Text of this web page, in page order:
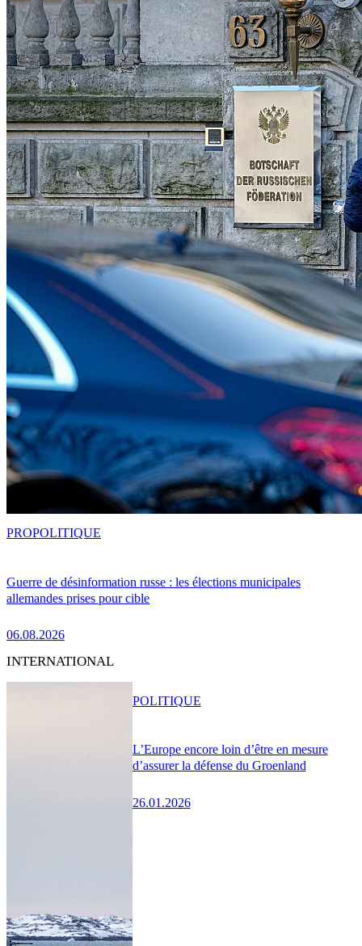
Guerre de désinformation russe : les élections municipales
allemandes prises pour cible
06.08.2026
PROPOLITIQUE
INTERNATIONAL
L’Europe encore loin d’être en mesure
d’assurer la défense du Groenland
26.01.2026
POLITIQUE